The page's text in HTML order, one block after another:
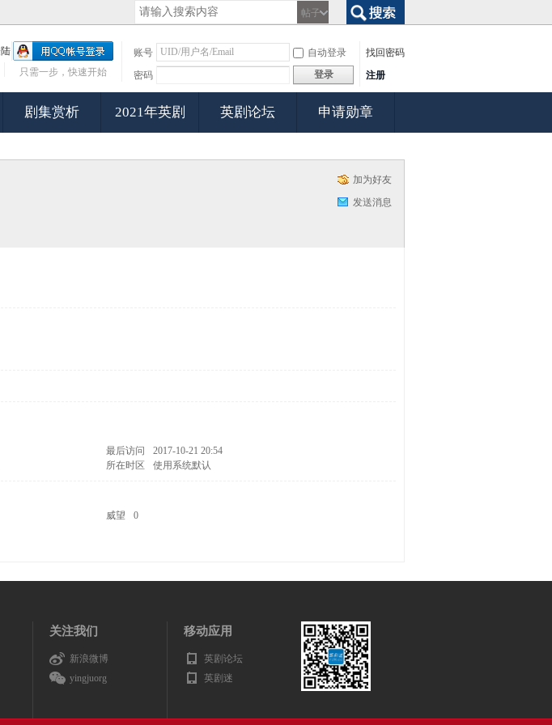
帖子
账号
自动登录
找回密码
密码
登录 注册
只需一步，快速开始
剧集赏析 2021年英剧 英剧论坛 申请勋章
加为好友
发送消息
最后访问
2017-10-21 20:54
所在时区 使用系统默认
威望
0
关注我们
新浪微博
yingjuorg
移动应用
英剧论坛
英剧迷